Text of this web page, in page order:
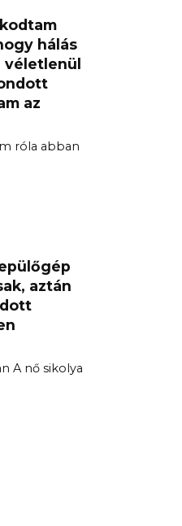
hálás
véletlenül
az
róla abban
aztán
A nő sikolya